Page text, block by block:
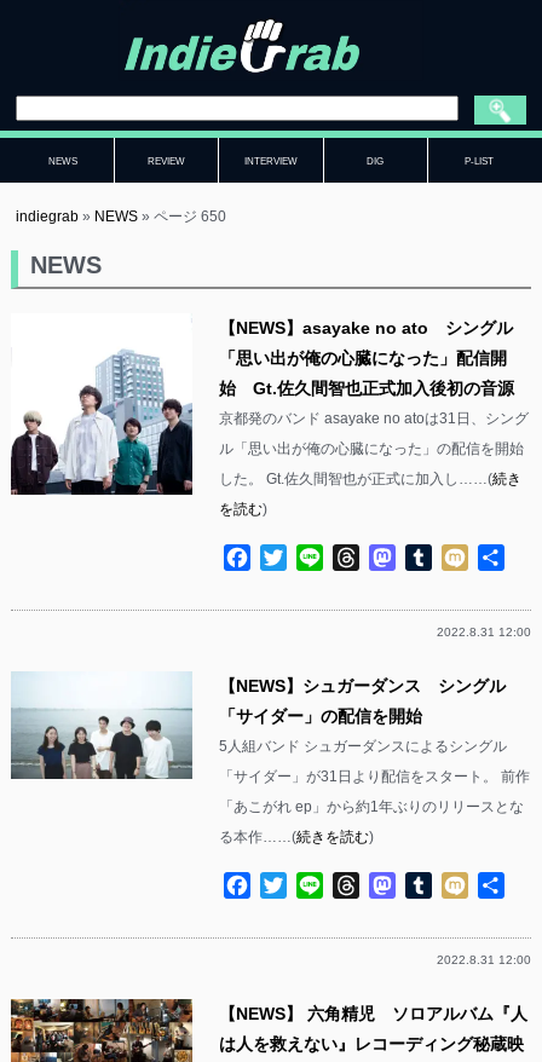
NEWS REVIEW INTERVIEW DIG P-LIST
indiegrab » NEWS »ページ 650
NEWS
【NEWS】asayake no ato シングル
「思い出が俺の心臓になった」配信開
始 Gt.佐久間智也正式加入後初の音源
京都発のバンド asayake no atoは31日、シング
ル「思い出が俺の心臓になった」の配信を開始
した。 Gt.佐久間智也が正式に加入し……(続き
を読む)
Facebook
TwitterLine ThreadsMastodon
Tumblr
Mixi
2022.8.31 12:00
【NEWS】シュガーダンス シングル
「サイダー」の配信を開始
5人組バンド シュガーダンスによるシングル
「サイダー」が31日より配信をスタート。 前作
「あこがれ ep」から約1年ぶりのリリースとな
る本作……(続きを読む)
Facebook
TwitterLine ThreadsMastodon
Tumblr
Mixi
2022.8.31 12:00
【NEWS】 六角精児 ソロアルバム『人
は人を救えない』レコーディング秘蔵映